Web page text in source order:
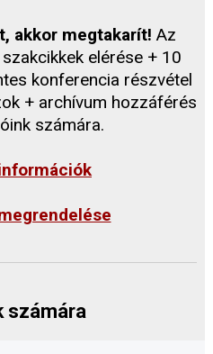
akkor megtakarít! Az
elérése + 10
konferencia részvétel
+ archívum hozzáférés
számára.
számára